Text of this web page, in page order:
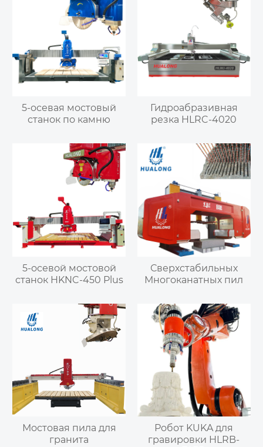
5-осевая мостовый
станок по камню
Гидроабразивная
резка HLRC-4020
5-осевой мостовой
станок HKNC-450 Plus
Сверхстабильных
Многоканатных пил
Мостовая пила для
гранита
Робот KUKA для
гравировки HLRB-